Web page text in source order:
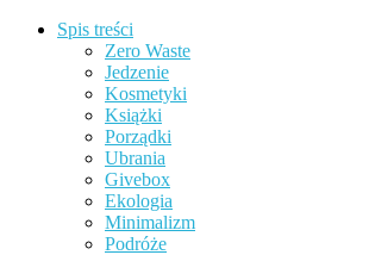
Spis treści
Zero Waste
Jedzenie
Kosmetyki
Książki
Porządki
Ubrania
Givebox
Ekologia
Minimalizm
Podróże